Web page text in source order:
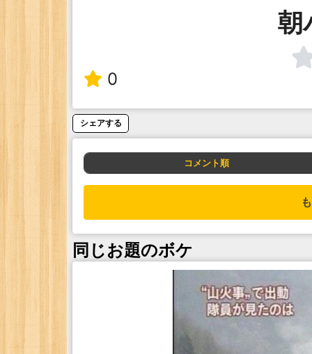
朝
0
シェアする
コメント順
同じお題のボケ